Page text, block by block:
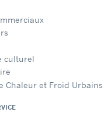
culturel
Chaleur et Froid Urbains